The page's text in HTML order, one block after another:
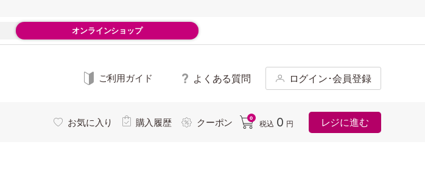
オンラインショップ
ご利用ガイド よくある質問 ログイン･会員登録
お気に入り 購入履歴 クーポン 0
税込 0 円 レジに進む